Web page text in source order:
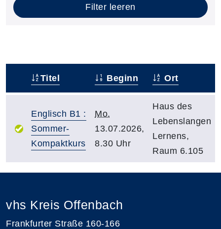
Filter leeren
Titel Beginn Ort
Englisch B1 :
Sommer-
Kompaktkurs
Mo.
13.07.2026,
8.30 Uhr
Haus des
Lebenslangen
Lernens,
Raum 6.105
vhs Kreis Offenbach
Frankfurter Straße 160-166